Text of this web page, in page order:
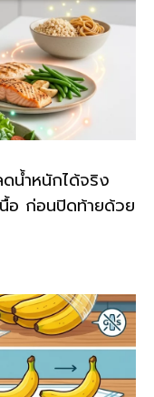
น้ำหนักได้จริง
อ ก่อนปิดท้ายด้วย